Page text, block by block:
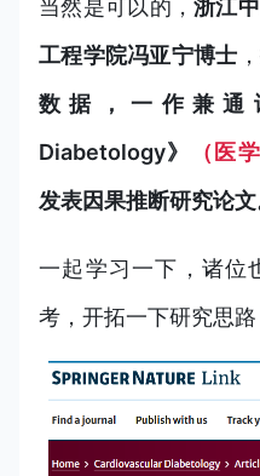
当然是可以的，浙江
工程学院冯亚宁博士 ，
数据，一作兼通
Diabetology》
（医
发表因果推断研究论文
一起学习一下，诸位
考，开拓一下研究思路